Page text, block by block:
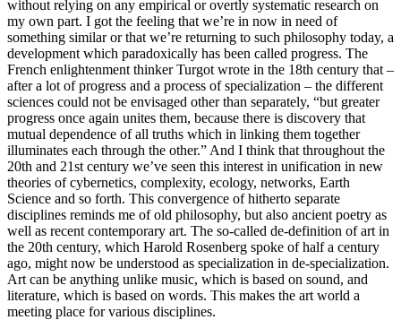
without relying on any empirical or overtly systematic research on
my own part. I got the feeling that we’re in now in need of
something similar or that we’re returning to such philosophy today, a
development which paradoxically has been called progress. The
French enlightenment thinker Turgot wrote in the 18th century that –
after a lot of progress and a process of specialization – the different
sciences could not be envisaged other than separately, “but greater
progress once again unites them, because there is discovery that
mutual dependence of all truths which in linking them together
illuminates each through the other.” And I think that throughout the
20th and 21st century we’ve seen this interest in unification in new
theories of cybernetics, complexity, ecology, networks, Earth
Science and so forth. This convergence of hitherto separate
disciplines reminds me of old philosophy, but also ancient poetry as
well as recent contemporary art. The so-called de-definition of art in
the 20th century, which Harold Rosenberg spoke of half a century
ago, might now be understood as specialization in de-specialization.
Art can be anything unlike music, which is based on sound, and
literature, which is based on words. This makes the art world a
meeting place for various disciplines.